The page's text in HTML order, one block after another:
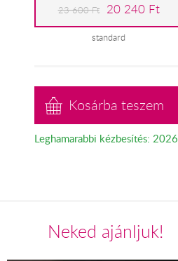
23 600 Ft 20 240 Ft
standard
Kosárba teszem
Leghamarabbi kézbesítés:
Neked ajánljuk!